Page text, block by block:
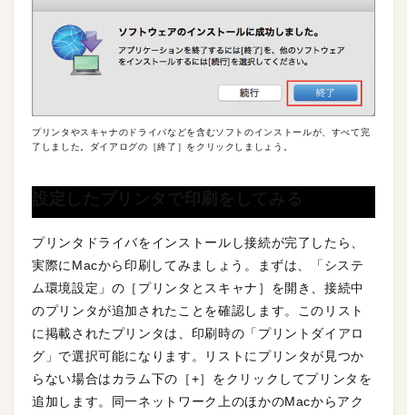
プリンタやスキャナのドライバなどを含むソフトのインストールが、すべて完
了しました。ダイアログの［終了］をクリックしましょう。
プリンタドライバをインストールし接続が完了したら、
実際にMacから印刷してみましょう。まずは、「システ
ム環境設定」の［プリンタとスキャナ］を開き、接続中
のプリンタが追加されたことを確認します。このリスト
に掲載されたプリンタは、印刷時の「プリントダイアロ
グ」で選択可能になります。リストにプリンタが見つか
らない場合はカラム下の［+］をクリックしてプリンタを
追加します。同一ネットワーク上のほかのMacからアク